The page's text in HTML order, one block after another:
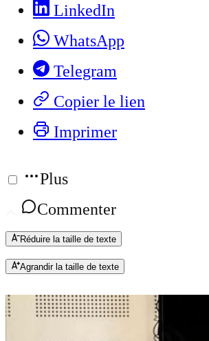
LinkedIn
WhatsApp
Telegram
Copier le lien
Imprimer
Plus
Commenter
Réduire la taille de texte
Agrandir la taille de texte